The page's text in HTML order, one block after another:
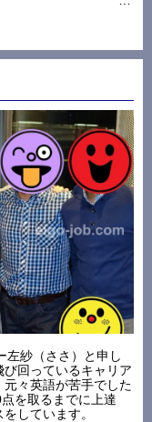
左紗（ささ）と申し
回っているキャリア
々英語が苦手でした
を取るまでに上達
しています。